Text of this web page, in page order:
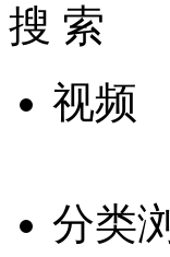
搜 索
视频
分类